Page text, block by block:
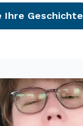
Ihre Geschichte